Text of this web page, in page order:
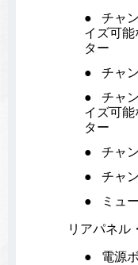
チャ
イズ可
ター
チャ
チャ
イズ可
ター
チャ
チャ
ミュ
リアパネル
電源